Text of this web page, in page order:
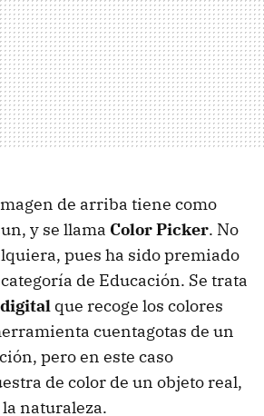
de arriba tiene como
y se llama Color Picker. No
pues ha sido premiado
de Educación. Se trata
que recoge los colores
cuentagotas de un
pero en este caso
de color de un objeto real,
naturaleza.